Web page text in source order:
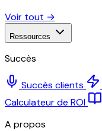
Voir tout →
Ressources
Succès
Succès clients
Calculateur de ROI
A propos